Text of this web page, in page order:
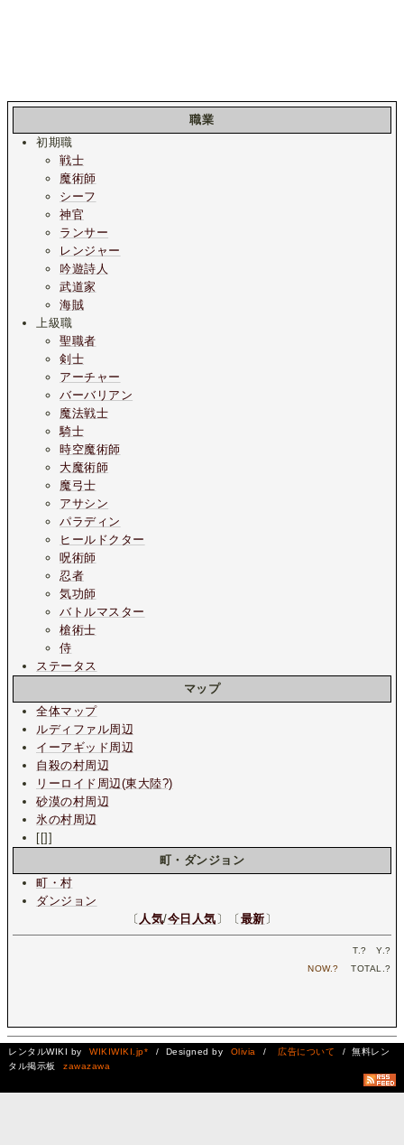
職業
初期職
戦士
魔術師
シーフ
神官
ランサー
レンジャー
吟遊詩人
武道家
海賊
上級職
聖職者
剣士
アーチャー
バーバリアン
魔法戦士
騎士
時空魔術師
大魔術師
魔弓士
アサシン
パラディン
ヒールドクター
呪術師
忍者
気功師
バトルマスター
槍術士
侍
ステータス
マップ
全体マップ
ルディファル周辺
イーアギッド周辺
自殺の村周辺
リーロイド周辺(東大陸?)
砂漠の村周辺
氷の村周辺
[[]]
町・ダンジョン
町・村
ダンジョン
〔 人気/今日人気 〕〔 最新 〕
T.? Y.?
NOW.? TOTAL.?
レンタルWIKI by WIKIWIKI.jp* / Designed by Olivia / 広告について
/ 無料レン
タル掲示板
zawazawa